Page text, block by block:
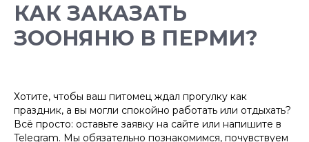
КАК ЗАКАЗАТЬ
ЗООНЯНЮ В ПЕРМИ?
Хотите, чтобы ваш питомец ждал прогулку как
праздник, а вы могли спокойно работать или отдыхать?
Всё просто: оставьте заявку на сайте или напишите в
Telegram. Мы обязательно познакомимся, почувствуем
ХОЗЯЕВ